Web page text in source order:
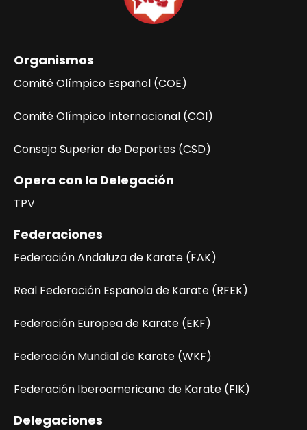
E
v
n
o
Organismos
Comité Olímpico Español (COE)
Comité Olímpico Internacional (COI)
Consejo Superior de Deportes (CSD)
Opera con la Delegación
TPV
Federaciones
Federación Andaluza de Karate (FAK)
Real Federación Española de Karate (RFEK)
Federación Europea de Karate (EKF)
Federación Mundial de Karate (WKF)
Federación Iberoamericana de Karate (FIK)
Delegaciones